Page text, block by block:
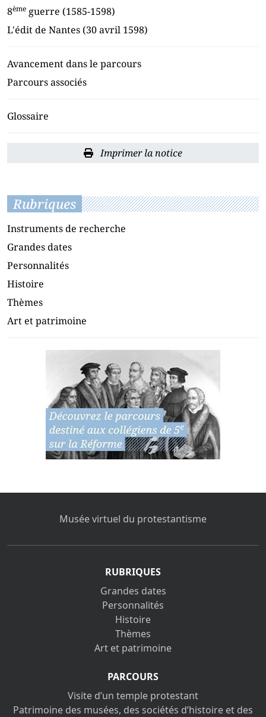
8ème guerre (1585-1598)
L'édit de Nantes (30 avril 1598)
Avancement dans le parcours
Parcours associés
Glossaire
Imprimer la notice
Rubriques
Instruments de recherche
Grandes dates
Personnalités
Histoire
Thèmes
Art et patrimoine
Musée virtuel du protestantisme
RUBRIQUES
Grandes dates
Personnalités
Histoire
Thèmes
Art et patrimoine
PARCOURS
Visite d’un temple protestant
Patrimoine des musées, des sociétés d’histoire et des